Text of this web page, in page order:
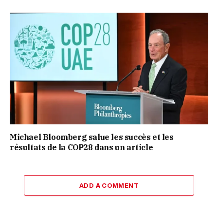
Michael Bloomberg salue les succès et les
résultats de la COP28 dans un article
ADD A COMMENT